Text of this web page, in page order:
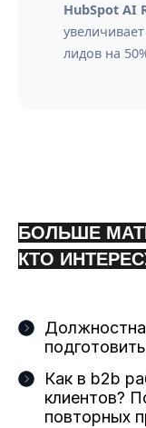
HubSpot AI
лидов на
БОЛЬШЕ
КТО
Как в b2b
клиентов?
повторных